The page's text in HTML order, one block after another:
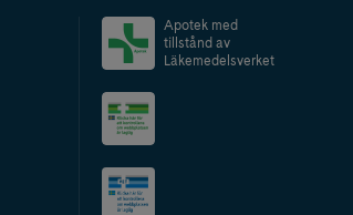
Apotek med
tillstånd av
Läkemedelsverket